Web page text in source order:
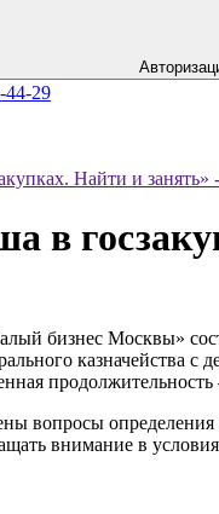
44-29
Найти и занять»
в
бизнес Москвы»
казначейства
продолжительность
вопросы
внимание в